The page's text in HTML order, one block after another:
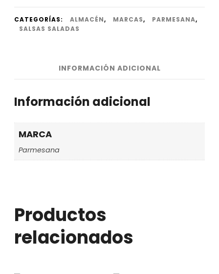
CATEGORÍAS: ALMACÉN, MARCAS, PARMESANA,
SALSAS SALADAS
INFORMACIÓN ADICIONAL
Información adicional
MARCA
Parmesana
Productos
relacionados